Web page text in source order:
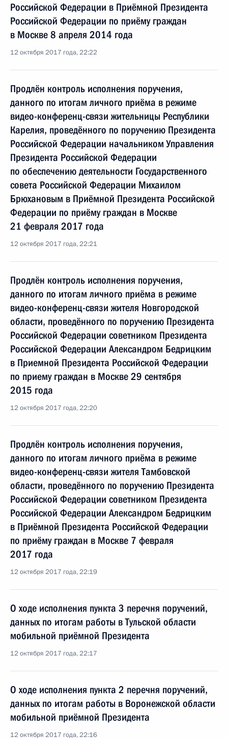
Российской Федерации в Приёмной Президента
Российской Федерации по приёму граждан
в Москве 8 апреля 2014 года
12 октября 2017 года, 22:22
Продлён контроль исполнения поручения,
данного по итогам личного приёма в режиме
видео-конференц-связи жительницы Республики
Карелия, проведённого по поручению Президента
Российской Федерации начальником Управления
Президента Российской Федерации
по обеспечению деятельности Государственного
совета Российской Федерации Михаилом
Брюхановым в Приёмной Президента Российской
Федерации по приёму граждан в Москве
21 февраля 2017 года
12 октября 2017 года, 22:21
Продлён контроль исполнения поручения,
данного по итогам личного приёма в режиме
видео-конференц-связи жителя Новгородской
области, проведённого по поручению Президента
Российской Федерации советником Президента
Российской Федерации Александром Бедрицким
в Приемной Президента Российской Федерации
по приему граждан в Москве 29 сентября
2015 года
12 октября 2017 года, 22:20
Продлён контроль исполнения поручения,
данного по итогам личного приёма в режиме
видео-конференц-связи жителя Тамбовской
области, проведённого по поручению Президента
Российской Федерации советником Президента
Российской Федерации Александром Бедрицким
в Приёмной Президента Российской Федерации
по приёму граждан в Москве 7 февраля
2017 года
12 октября 2017 года, 22:19
О ходе исполнения пункта 3 перечня поручений,
данных по итогам работы в Тульской области
мобильной приёмной Президента
12 октября 2017 года, 22:17
О ходе исполнения пункта 2 перечня поручений,
данных по итогам работы в Воронежской области
мобильной приёмной Президента
12 октября 2017 года, 22:16